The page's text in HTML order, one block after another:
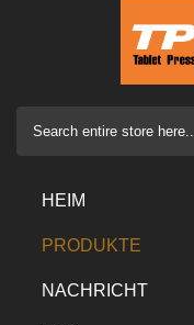
HEIM
PRODUKTE
NACHRICHT